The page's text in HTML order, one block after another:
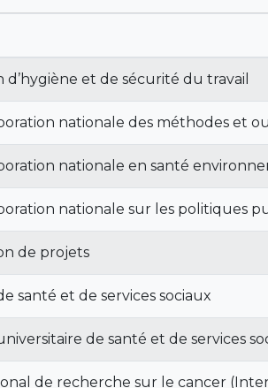
d’hygiène et de sécurité du travail
nationale des méthodes et
nationale en santé
nationale sur les politiques
de projets
santé et de services sociaux
de santé et de services
de recherche sur le cancer